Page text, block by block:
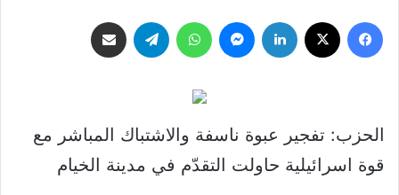
فيسبوك لينكدإن ماسنجر واتساب تيلقرام
الحزب: تفجير عبوة ناسفة والاشتباك المباشر مع
قوة اسرائيلية حاولت التقدّم في مدينة الخيام